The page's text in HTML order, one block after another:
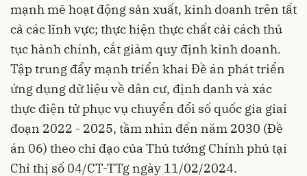
mạnh mẽ hoạt động sản xuất, kinh doanh trên tất
cả các lĩnh vực; thực hiện thực chất cải cách thủ
tục hành chính, cắt giảm quy định kinh doanh.
Tập trung đẩy mạnh triển khai Đề án phát triển
ứng dụng dữ liệu về dân cư, định danh và xác
thực điện tử phục vụ chuyển đổi số quốc gia giai
đoạn 2022 - 2025, tầm nhìn đến năm 2030 (Đề
án 06) theo chỉ đạo của Thủ tướng Chính phủ tại
Chỉ thị số 04/CT-TTg ngày 11/02/2024.